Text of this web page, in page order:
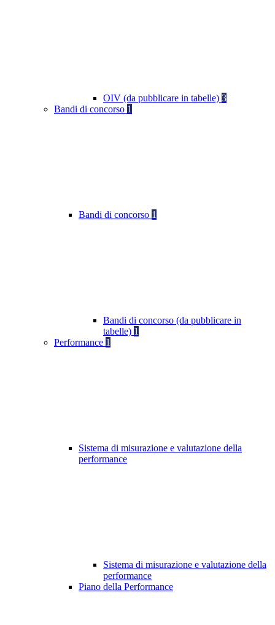
OIV (da pubblicare in tabelle) 3
Bandi di concorso 1
Bandi di concorso 1
Bandi di concorso (da pubblicare in
tabelle) 1
Performance 1
Sistema di misurazione e valutazione della
performance
Sistema di misurazione e valutazione della
performance
Piano della Performance